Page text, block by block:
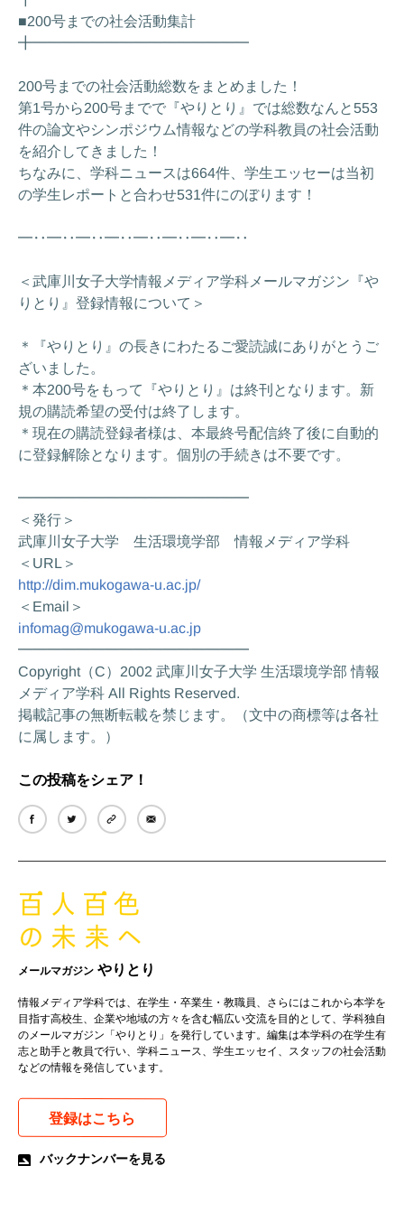
■200号までの社会活動集計
╋━━━━━━━━━━━━━━━
200号までの社会活動総数をまとめました！
第1号から200号までで『やりとり』では総数なんと553
件の論文やシンポジウム情報などの学科教員の社会活動
を紹介してきました！
ちなみに、学科ニュースは664件、学生エッセーは当初
の学生レポートと合わせ531件にのぼります！
━‥━‥━‥━‥━‥━‥━‥━‥
＜武庫川女子大学情報メディア学科メールマガジン『や
りとり』登録情報について＞
＊『やりとり』の長きにわたるご愛読誠にありがとうご
ざいました。
＊本200号をもって『やりとり』は終刊となります。新
規の購読希望の受付は終了します。
＊現在の購読登録者様は、本最終号配信終了後に自動的
に登録解除となります。個別の手続きは不要です。
━━━━━━━━━━━━━━━━
＜発行＞
武庫川女子大学 生活環境学部 情報メディア学科
＜URL＞
http://dim.mukogawa-u.ac.jp/
＜Email＞
infomag@mukogawa-u.ac.jp
━━━━━━━━━━━━━━━━
Copyright（C）2002 武庫川女子大学 生活環境学部 情報
メディア学科 All Rights Reserved.
掲載記事の無断転載を禁じます。（文中の商標等は各社
に属します。）
この投稿をシェア！
メールマガジンやりとり
情報メディア学科では、在学生・卒業生・教職員、さらにはこれから本学を
目指す高校生、企業や地域の方々を含む幅広い交流を目的として、学科独自
のメールマガジン「やりとり」を発行しています。編集は本学科の在学生有
志と助手と教員で行い、学科ニュース、学生エッセイ、スタッフの社会活動
などの情報を発信しています。
登録はこちら
バックナンバーを見る